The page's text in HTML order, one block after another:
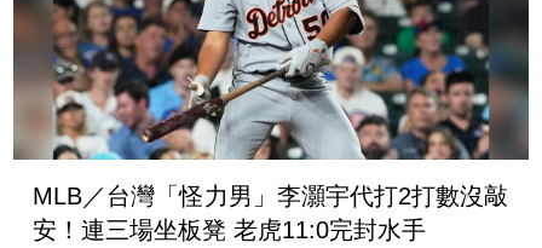
MLB／台灣「怪力男」李灝宇代打2打數沒敲
安！連三場坐板凳 老虎11:0完封水手